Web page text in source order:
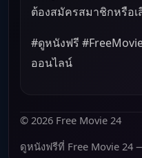
ต้องสมัครสมาชิกหรือเ
#ดูหนังฟรี
ออนไลน์
© 2026 Free Movie 24
ดูหนังฟรีที่ Free Movie